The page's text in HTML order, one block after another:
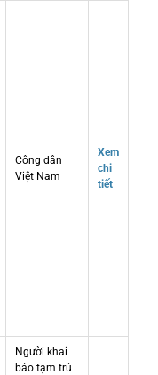
Công dân
Việt Nam
Xem
chi
tiết
Người khai
báo tạm trú